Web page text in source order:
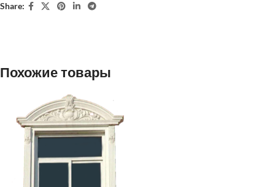
Share:
Похожие товары